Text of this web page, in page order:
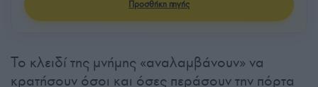
Προσθήκη πηγής
Το κλειδί της μνήμης «αναλαμβάνουν» να
κρατήσουν όσοι και όσες περάσουν την πόρτα